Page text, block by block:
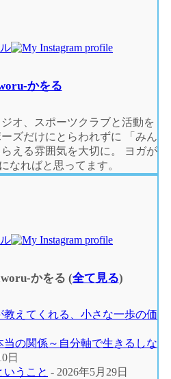
かをる
オ、スポーツクラブと活動を
ズだけにとらわれずに 「みん
える雰囲気を大切に。 ヨガが
なればと思ってます。
かをる (全て見る)
教えてくれる、小さな一歩の価
当の関係～自分軸で生きるしな
日
いうこと - 2026年5月29日